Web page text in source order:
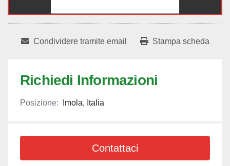
Condividere tramite email Stampa scheda
Richiedi Informazioni
Posizione: Imola, Italia
Contattaci